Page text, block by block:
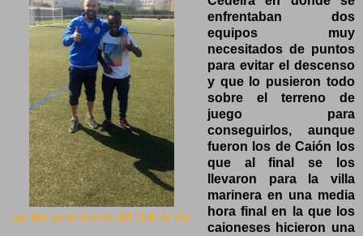
Las dos generaciones del Club do Mar
enfrentaban dos
equipos muy
necesitados de puntos
para evitar el descenso
y que lo pusieron todo
sobre el terreno de
juego para
conseguirlos, aunque
fueron los de Caión los
que al final se los
llevaron para la villa
marinera en una media
hora final en la que los
caioneses hicieron una